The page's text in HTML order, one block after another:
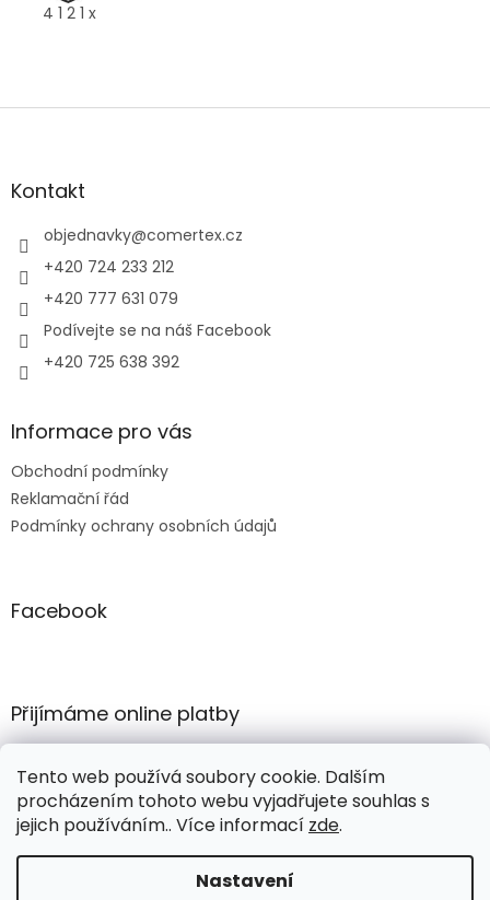
Tento web používá soubory cookie. Dalším
procházením tohoto webu vyjadřujete souhlas s
jejich používáním.. Více informací zde.
Nastavení
4 1 2 1 x
Z
aKontakt
objednavky@comertex.cz
+420 724 233 212
+420 777 631 079
Podívejte se na náš Facebook
+420 725 638 392
Informace pro vás
Obchodní podmínky
Reklamační řád
Podmínky ochrany osobních údajů
Facebook
Přijímáme online platby